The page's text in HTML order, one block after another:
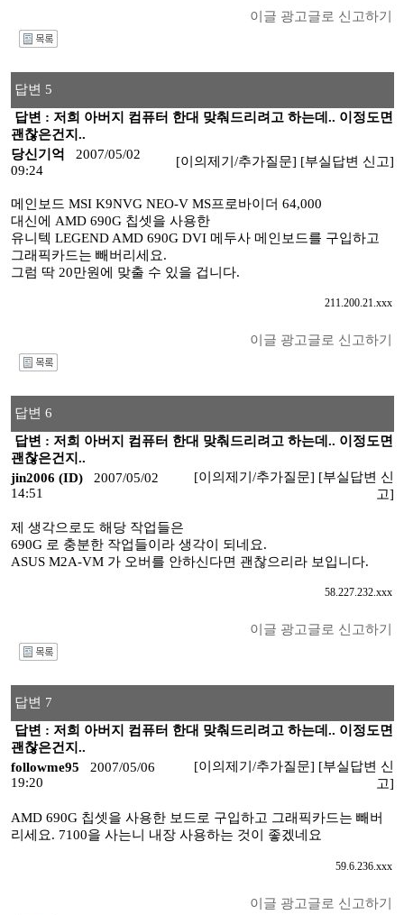
이글 광고글로 신고하기
답변 5
답변 : 저희 아버지 컴퓨터 한대 맞춰드리려고 하는데.. 이정도면
괜찮은건지..
당신기억
2007/05/02
09:24
[이의제기/추가질문] [부실답변 신고]
메인보드 MSI K9NVG NEO-V MS프로바이더 64,000
대신에 AMD 690G 칩셋을 사용한
유니텍 LEGEND AMD 690G DVI 메두사 메인보드를 구입하고
그래픽카드는 빼버리세요.
그럼 딱 20만원에 맞출 수 있을 겁니다.
211.200.21.xxx
이글 광고글로 신고하기
답변 6
답변 : 저희 아버지 컴퓨터 한대 맞춰드리려고 하는데.. 이정도면
괜찮은건지..
jin2006 (ID)
2007/05/02
14:51
[이의제기/추가질문] [부실답변 신
고]
제 생각으로도 해당 작업들은
690G 로 충분한 작업들이라 생각이 되네요.
ASUS M2A-VM 가 오버를 안하신다면 괜찮으리라 보입니다.
58.227.232.xxx
이글 광고글로 신고하기
답변 7
답변 : 저희 아버지 컴퓨터 한대 맞춰드리려고 하는데.. 이정도면
괜찮은건지..
followme95
2007/05/06
19:20
[이의제기/추가질문] [부실답변 신
고]
AMD 690G 칩셋을 사용한 보드로 구입하고 그래픽카드는 빼버
리세요. 7100을 사는니 내장 사용하는 것이 좋겠네요
59.6.236.xxx
이글 광고글로 신고하기